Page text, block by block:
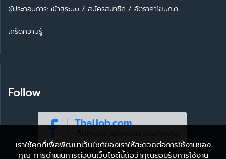
ผู้ประกอบการ: เข้าสู่ระบบ / สมัครสมาชิก / อัตราค่าโฆษณา
เกร็ดความรู้
Follow
เราใช้คุกกี้เพื่อพัฒนาเว็บไซต์ของเราให้สะดวกต่อการใช้งานของ
คุณ การดำเนินการต่อบนเว็บไซต์นี้ถือว่าคุณยอมรับการใช้งาน